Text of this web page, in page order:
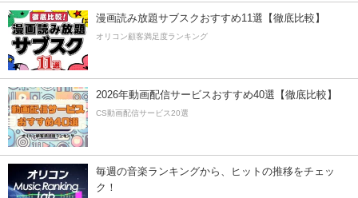
漫画読み放題サブスクおすすめ11選【徹底比較】
オリコン顧客満足度ランキング
2026年動画配信サービスおすすめ40選【徹底比較】
CS動画配信サービス20選
毎週の音楽ランキングから、ヒットの推移をチェッ
ク！